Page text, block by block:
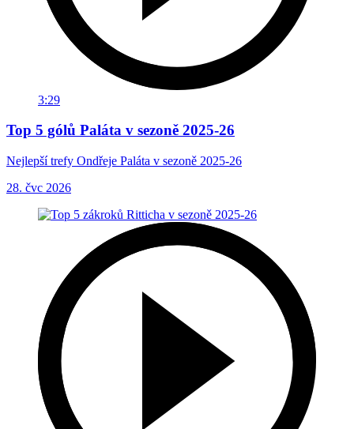
3:29
Top 5 gólů Paláta v sezoně 2025-26
Nejlepší trefy Ondřeje Paláta v sezoně 2025-26
28. čvc 2026